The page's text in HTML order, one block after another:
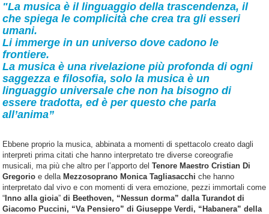
"La musica è il linguaggio della trascendenza, il
che spiega le complicità che crea tra gli esseri
umani.
Li immerge in un universo dove cadono le
frontiere.
La musica è una rivelazione più profonda di ogni
saggezza e filosofia, solo la musica è un
linguaggio universale che non ha bisogno di
essere tradotta, ed è per questo che parla
all’anima”
Ebbene proprio la musica, abbinata a momenti di spettacolo creato dagli
interpreti prima citati che hanno interpretato tre diverse coreografie
musicali, ma più che altro per l’apporto delTenore Maestro Cristian Di
Gregorio e della Mezzosoprano Monica Tagliasacchiche hanno
interpretato dal vivo e con momenti di vera emozione, pezzi immortali come
“ Inno alla gioia”di Beethoven, “Nessun dorma” dalla Turandot di
Giacomo Puccini, “Va Pensiero” di Giuseppe Verdi, “Habanera” della